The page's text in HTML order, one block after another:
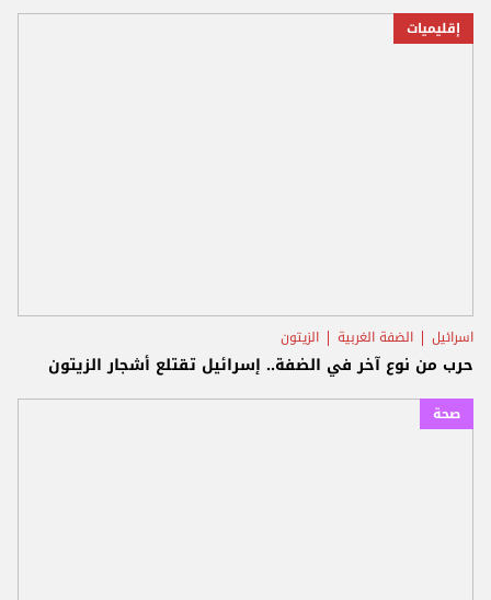
إقليميات
اسرائيل الضفة الغربية الزيتون
حرب من نوع آخر في الضفة.. إسرائيل تقتلع أشجار الزيتون
صحة